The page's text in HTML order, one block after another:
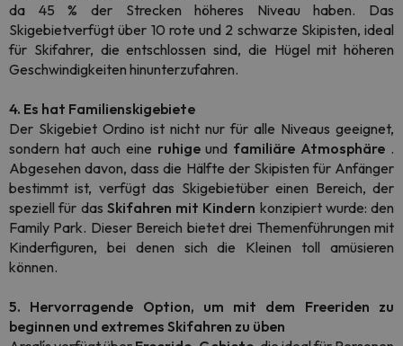
da 45 % der Strecken höheres Niveau haben. Das
Skigebietverfügt über 10 rote und 2 schwarze Skipisten, ideal
für Skifahrer, die entschlossen sind, die Hügel mit höheren
Geschwindigkeiten hinunterzufahren.
4. Es hat Familienskigebiete
Der Skigebiet Ordino ist nicht nur für alle Niveaus geeignet,
sondern hat auch eine ruhigeund familiäre Atmosphäre .
Abgesehen davon, dass die Hälfte der Skipisten für Anfänger
bestimmt ist, verfügt das Skigebietüber einen Bereich, der
speziell für das Skifahren mit Kindern konzipiert wurde: den
Family Park. Dieser Bereich bietet drei Themenführungen mit
Kinderfiguren, bei denen sich die Kleinen toll amüsieren
können.
5. Hervorragende Option, um mit dem Freeriden zu
beginnen und extremes Skifahren zu üben